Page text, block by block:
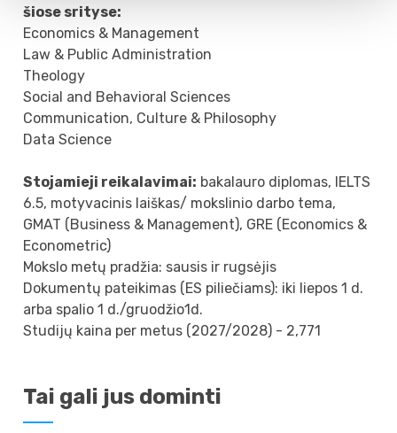
šiose srityse:
Economics & Management
Law & Public Administration
Theology
Social and Behavioral Sciences
Communication, Culture & Philosophy
Data Science
Stojamieji reikalavimai: bakalauro diplomas, IELTS
6.5, motyvacinis laiškas/ mokslinio darbo tema,
GMAT (Business & Management), GRE (Economics &
Econometric)
Mokslo metų pradžia: sausis ir rugsėjis
Dokumentų pateikimas (ES piliečiams): iki liepos 1 d.
arba spalio 1 d./gruodžio1d.
Studijų kaina per metus (2027/2028) - 2,771
Tai gali jus dominti